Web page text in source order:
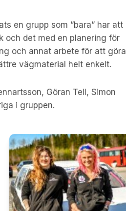
en grupp som ”bara” har att
och det med en planering för
och annat arbete för att göra
vägmaterial helt enkelt.
Göran Tell, Simon
i gruppen.